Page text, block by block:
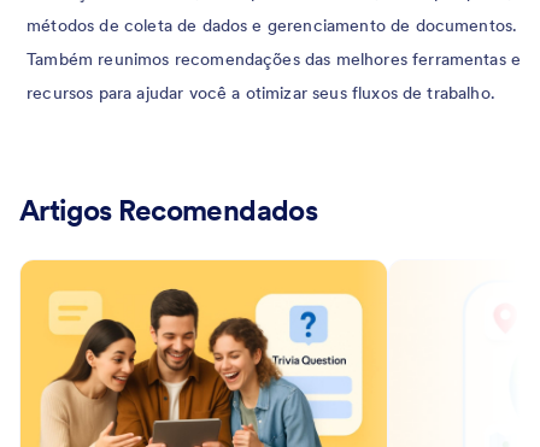
métodos de coleta de dados e gerenciamento de documentos.
Também reunimos recomendações das melhores ferramentas e
recursos para ajudar você a otimizar seus fluxos de trabalho.
Artigos Recomendados